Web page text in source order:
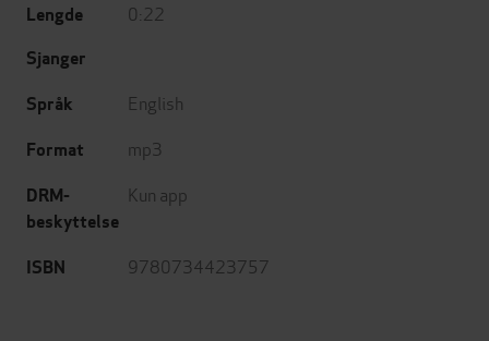
Lengde 0:22
Sjanger
Språk
English
Format mp3
DRM-
beskyttelse
Kun app
ISBN 9780734423757